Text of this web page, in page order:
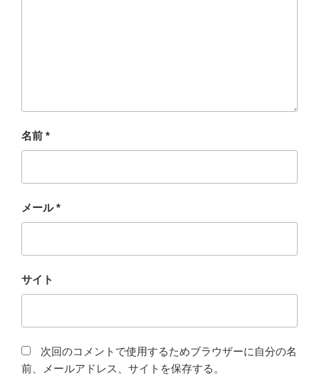
名前 *
メール*
サイト
次回のコメントで使用するためブラウザーに自分の名
前、メールアドレス、サイトを保存する。